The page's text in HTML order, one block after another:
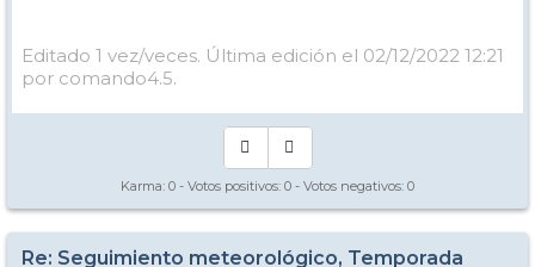
Editado 1 vez/veces. Última edición el 02/12/2022 12:21
por comando4.5.
Karma: 0 - Votos positivos: 0 - Votos negativos: 0
Re: Seguimiento meteorológico, Temporada